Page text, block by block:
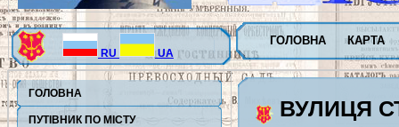
ГОЛОВНА КАРТА
RU UA
ГОЛОВНА
ПУТІВНИК ПО МІСТУ ВУЛИЦЯ